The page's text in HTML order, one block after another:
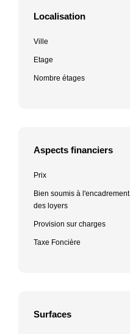
Localisation
Ville
Etage
Nombre étages
Aspects financiers
Prix
Bien soumis à l'encadrement
des loyers
Provision sur charges
Taxe Foncière
Surfaces